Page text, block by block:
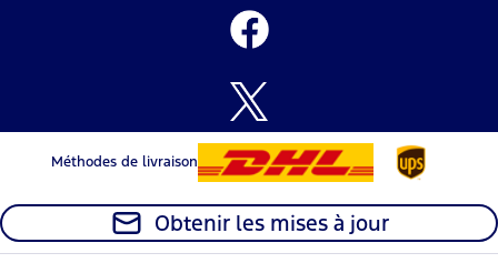
Méthodes de livraison
Obtenir les mises à jour